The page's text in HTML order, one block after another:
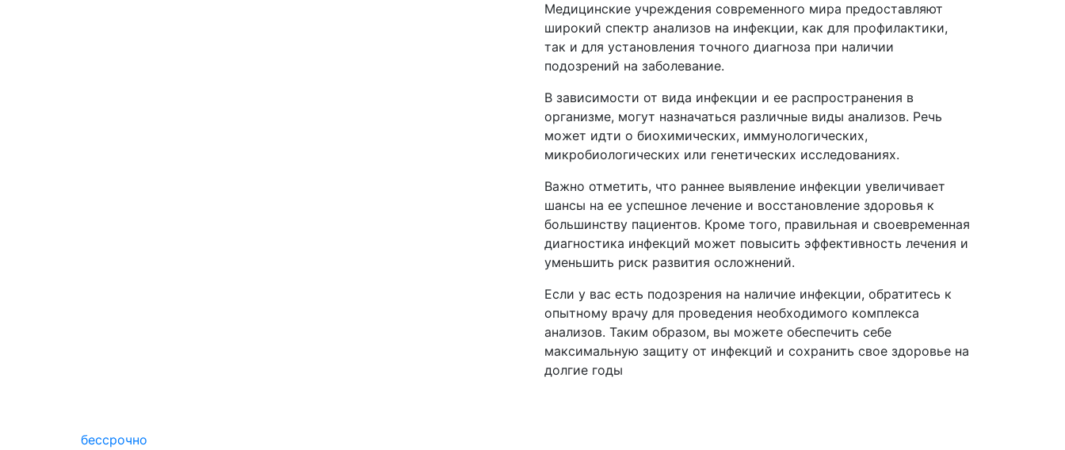
Медицинские учреждения современного мира предоставляют
широкий спектр анализов на инфекции, как для профилактики,
так и для установления точного диагноза при наличии
подозрений на заболевание.
В зависимости от вида инфекции и ее распространения в
организме, могут назначаться различные виды анализов. Речь
может идти о биохимических, иммунологических,
микробиологических или генетических исследованиях.
Важно отметить, что раннее выявление инфекции увеличивает
шансы на ее успешное лечение и восстановление здоровья к
большинству пациентов. Кроме того, правильная и своевременная
диагностика инфекций может повысить эффективность лечения и
уменьшить риск развития осложнений.
Если у вас есть подозрения на наличие инфекции, обратитесь к
опытному врачу для проведения необходимого комплекса
анализов. Таким образом, вы можете обеспечить себе
максимальную защиту от инфекций и сохранить свое здоровье на
долгие годы
бессрочно